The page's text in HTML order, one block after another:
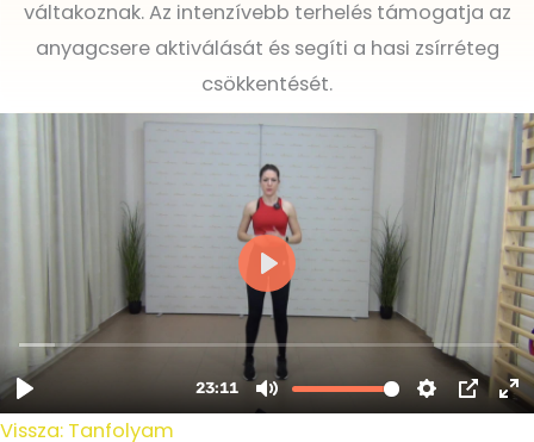
váltakoznak. Az intenzívebb terhelés támogatja az
anyagcsere aktiválását és segíti a hasi zsírréteg
csökkentését.
Vissza: Tanfolyam